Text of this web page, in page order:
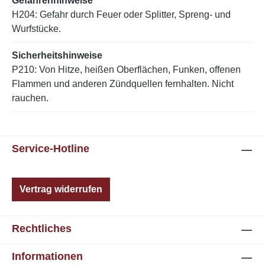
H204: Gefahr durch Feuer oder Splitter, Spreng- und
Wurfstücke.
Sicherheitshinweise
P210: Von Hitze, heißen Oberflächen, Funken, offenen
Flammen und anderen Zündquellen fernhalten. Nicht
rauchen.
Service-Hotline
Vertrag widerrufen
Rechtliches
Informationen